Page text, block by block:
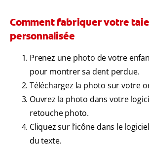
Comment fabriquer votre
personnalisée
Prenez une photo de votre
pour montrer sa dent perdue.
Téléchargez la photo sur votre
Ouvrez la photo dans votre
retouche photo.
Cliquez sur l’icône dans le
du texte.